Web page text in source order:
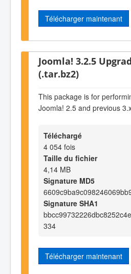
Télécharger maintenant
Joomla! 3.2.5
(.tar.bz2)
This package is for
Joomla! 2.5 and previous
Téléchargé
4 054 fois
Taille du fichier
4,14 MB
Signature MD5
Signature SHA1
334
Télécharger maintenant